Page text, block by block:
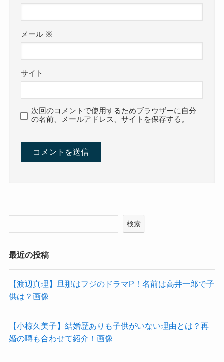
メール ※
サイト
次回のコメントで使用するためブラウザーに自分
の名前、メールアドレス、サイトを保存する。
検索
最近の投稿
【渡辺真理】旦那はフジのドラマP！名前は高井一郎で子
供は？画像
【小椋久美子】結婚歴ありも子供がいない理由とは？再
婚の噂も合わせて紹介！画像